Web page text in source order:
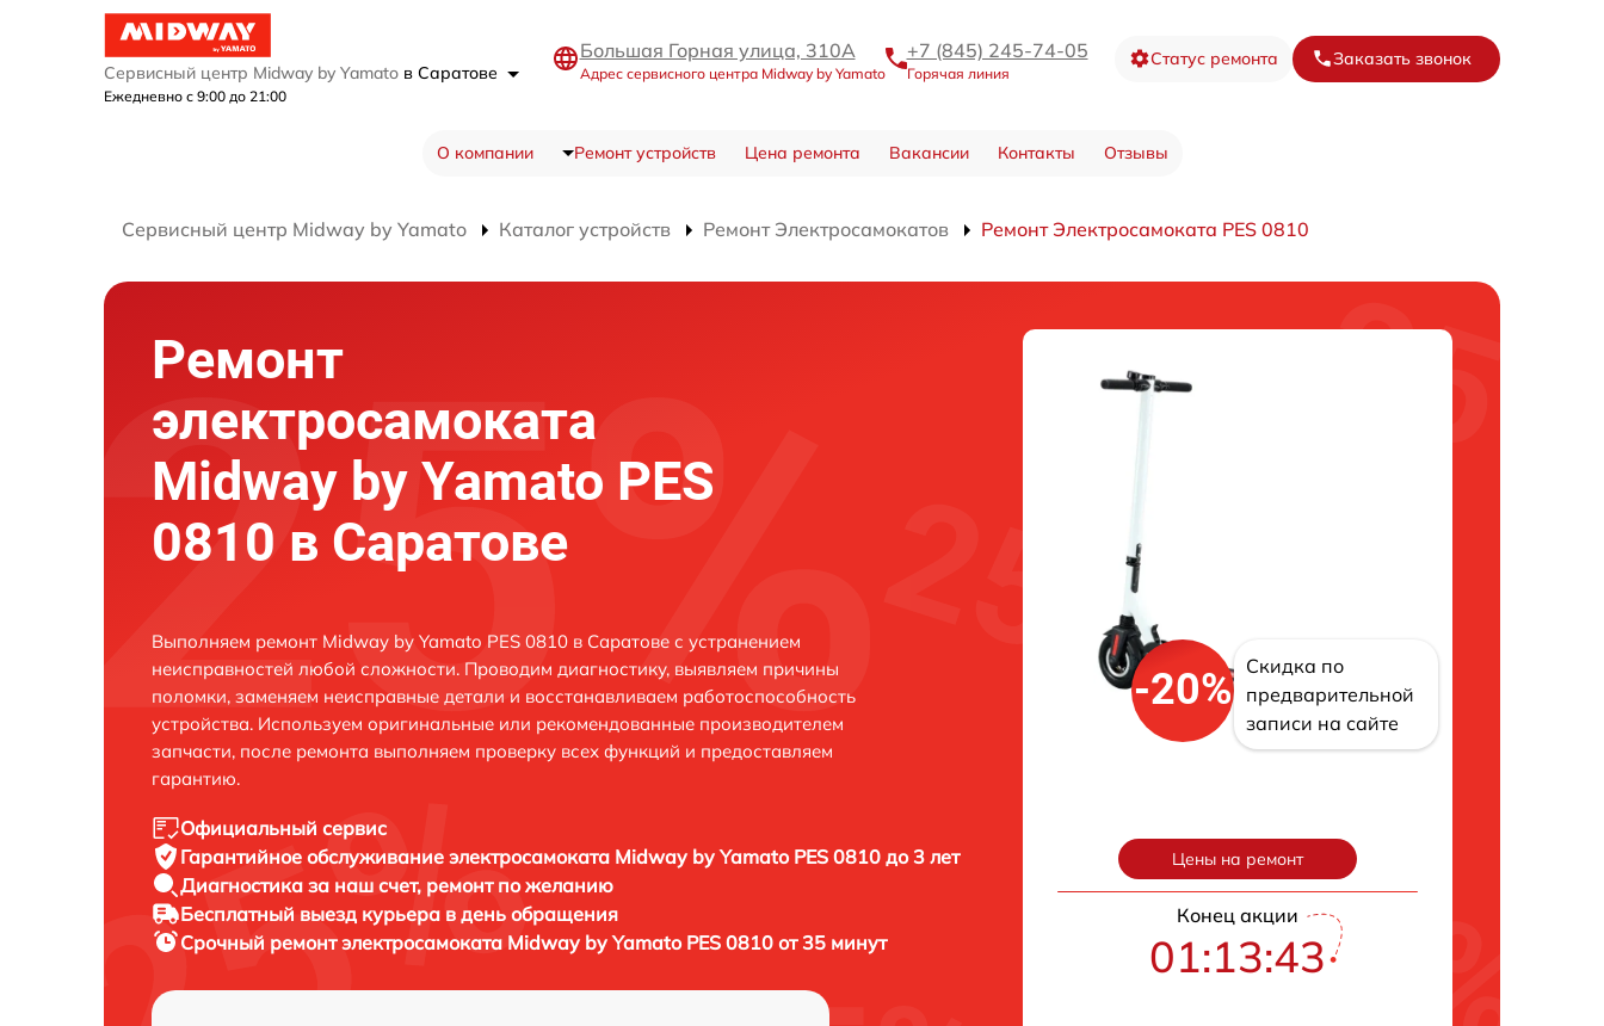
Сервисный центр Midway by Yamato в Саратове
Ежедневно с 9:00 до 21:00
Большая Горная улица, 310А
Адрес сервисного центра Midway by Yamato
+7 (845) 245-74-05
Горячая линия
Статус ремонта Заказать звонок
О компании Ремонт устройств Цена ремонта Вакансии Контакты Отзывы
Сервисный центр Midway by Yamato Каталог устройств Ремонт Электросамокатов Ремонт Электросамоката PES 0810
Ремонт
электросамоката
Midway by Yamato PES
0810 в Саратове
Выполняем ремонт Midway by Yamato PES 0810 в Саратове с устранением
неисправностей любой сложности. Проводим диагностику, выявляем причины
поломки, заменяем неисправные детали и восстанавливаем работоспособность
устройства. Используем оригинальные или рекомендованные производителем
запчасти, после ремонта выполняем проверку всех функций и предоставляем
гарантию.
Официальный сервис
Гарантийное обслуживание электросамоката Midway by Yamato PES 0810 до 3 лет
Диагностика за наш счет, ремонт по желанию
Бесплатный выезд курьера в день обращения
Срочный ремонтэлектросамоката Midway by Yamato PES 0810 от 35 минут
-20%
Скидка по
предварительной
записи на сайте
Цены на ремонт
Конец акции
01:13:42